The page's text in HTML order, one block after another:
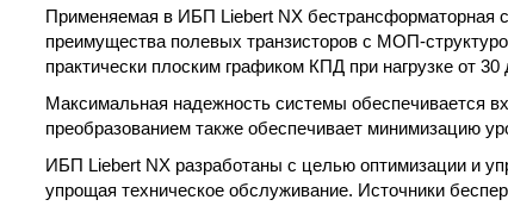
Применяемая в ИБП Liebert NX бестрансформаторная
преимущества полевых транзисторов с МОП-
практически плоским графиком КПД при нагрузке от 30
Максимальная надежность системы обеспечивается
преобразованием также обеспечивает минимизацию
ИБП Liebert NX разработаны с целью оптимизации и
упрощая техническое обслуживание. Источники